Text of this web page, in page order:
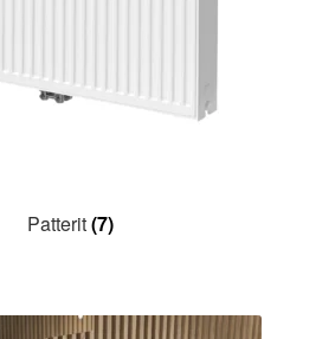
Patterit(7)